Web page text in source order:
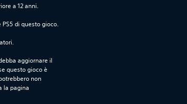
a 12 anni.
PS5 di questo gioco.
aggiornare il
questo gioco è
non
la pagina